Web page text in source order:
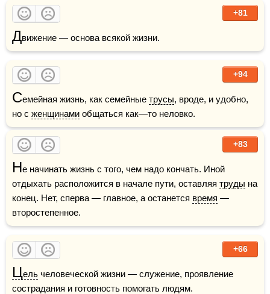
+81
Движение — основа всякой жизни.
+94
Семейная жизнь, как семейные трусы, вроде, и удобно,
но с женщинами общаться как—то неловко.
+83
Не начинать жизнь с того, чем надо кончать. Иной
отдыхать расположится в начале пути, оставляя труды на
конец. Нет, сперва — главное, а останется время —
второстепенное.
+66
Цель человеческой жизни — служение, проявление
сострадания и готовность помогать людям.